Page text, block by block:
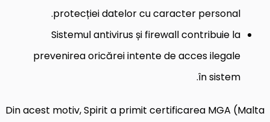
protecției datelor cu caracter personal.
Sistemul antivirus și firewall contribuie la
prevenirea oricărei intente de acces ilegale
în sistem.
Din acest motiv, Spirit a primit certificarea MGA (Malta